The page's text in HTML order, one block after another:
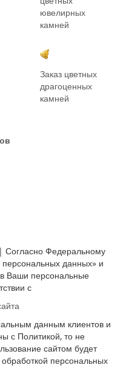
ювелирных
камней
Заказ цветных
драгоценных
камней
Федеральному
данных» и
Ваши персональные
с
данным клиентов и
с Политикой, то не
сайтом будет
персональных